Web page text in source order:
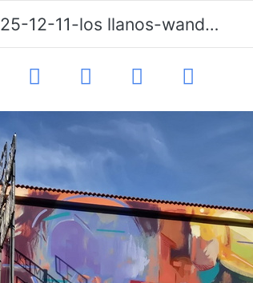
25-12-11-los llanos-wandmalerei-001